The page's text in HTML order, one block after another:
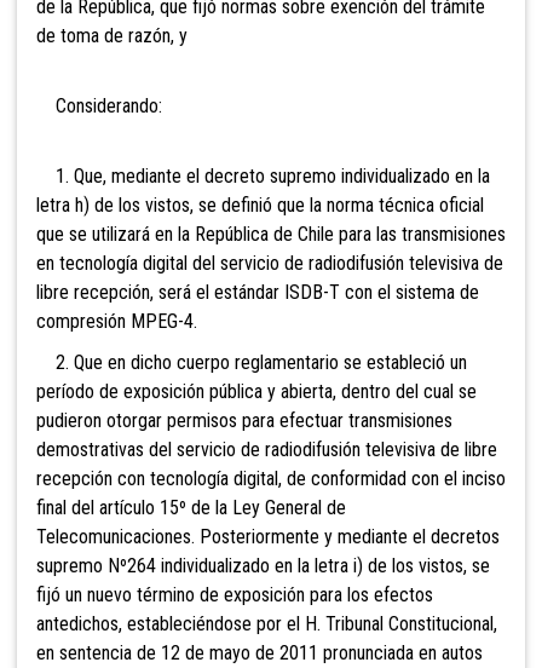
de la República, que fijó normas sobre exención del trámite
de toma de razón, y
Considerando:
1. Que, mediante el decreto supremo individualizado en la
letra h) de los vistos, se definió que la norma técnica oficial
que se utilizará en la República de Chile para las transmisiones
en tecnología digital del servicio de radiodifusión televisiva de
libre recepción, será el estándar ISDB-T con el sistema de
compresión MPEG-4.
2. Que en dicho cuerpo reglamentario se estableció un
período de exposición pública y abierta, dentro del cual se
pudieron otorgar permisos para efectuar transmisiones
demostrativas del servicio de radiodifusión televisiva de libre
recepción con tecnología digital, de conformidad con el inciso
final del artículo 15º de la Ley General de
Telecomunicaciones. Posteriormente y mediante el decretos
supremo Nº264 individualizado en la letra i) de los vistos, se
fijó un nuevo término de exposición para los efectos
antedichos, estableciéndose por el H. Tribunal Constitucional,
en sentencia de 12 de mayo de 2011 pronunciada en autos